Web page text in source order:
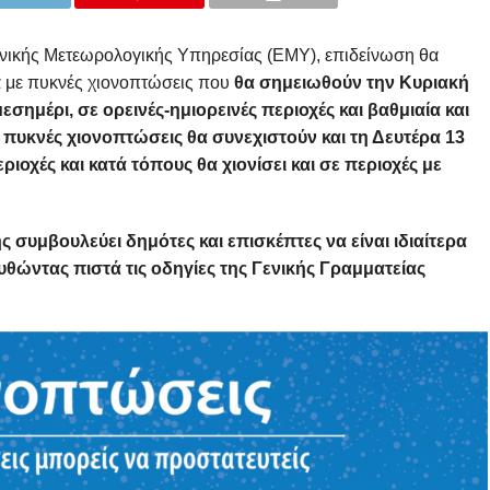
Μετεωρολογικής Υπηρεσίας (ΕΜΥ), επιδείνωση θα
με πυκνές χιονοπτώσεις που θα σημειωθούν την Κυριακή
σε ορεινές-ημιορεινές περιοχές και βαθμιαία και
πυκνές χιονοπτώσεις θα συνεχιστούν και τη Δευτέρα 13
και κατά τόπους θα χιονίσει και σε περιοχές με
δημότες και επισκέπτες να είναι ιδιαίτερα
πιστά τις οδηγίες της Γενικής Γραμματείας